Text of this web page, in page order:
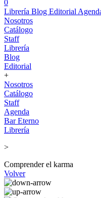
0
Librería Blog Editorial
Nosotros
Catálogo
Staff
Librería
Blog
Editorial
+
Nosotros
Catálogo
Staff
Agenda
Bar Eterno
Librería
>
Comprender el karma
Volver